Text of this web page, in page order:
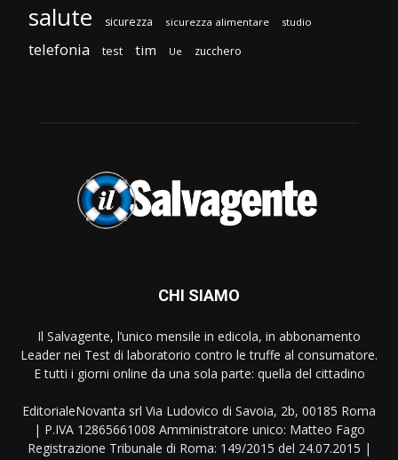
salute sicurezza sicurezza alimentare studio
telefonia test tim Ue zucchero
CHI SIAMO
Il Salvagente, l’unico mensile in edicola, in abbonamento
Leader nei Test di laboratorio contro le truffe al consumatore.
E tutti i giorni online da una sola parte: quella del cittadino
EditorialeNovanta srl Via Ludovico di Savoia, 2b, 00185 Roma
| P.IVA 12865661008 Amministratore unico: Matteo Fago
Registrazione Tribunale di Roma: 149/2015 del 24.07.2015 |